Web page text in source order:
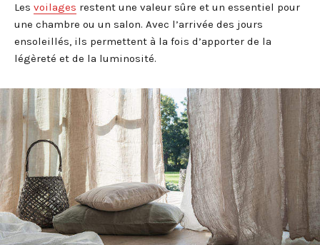
Les voilages restent une valeur sûre et un essentiel pour
une chambre ou un salon. Avec l’arrivée des jours
ensoleillés, ils permettent à la fois d’apporter de la
légèreté et de la luminosité.